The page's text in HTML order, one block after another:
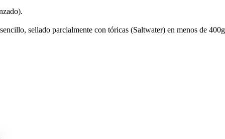
sellado parcialmente con tóricas (Saltwater) en menos de